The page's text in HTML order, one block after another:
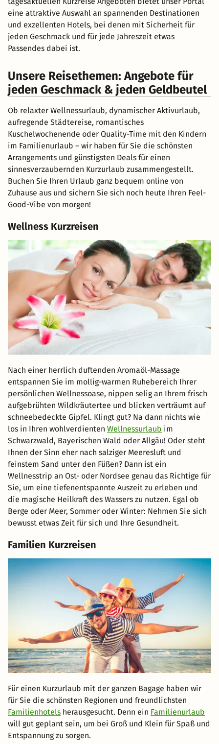
eine attraktive Auswahl an spannenden Destinationen
und exzellenten Hotels, bei denen mit Sicherheit für
jeden Geschmack und für jede Jahreszeit etwas
Passendes dabei ist.
Unsere Reisethemen: Angebote für
jeden Geschmack & jeden Geldbeutel
Ob relaxter Wellnessurlaub, dynamischer Aktivurlaub,
aufregende Städtereise, romantisches
Kuschelwochenende oder Quality-Time mit den Kindern
im Familienurlaub – wir haben für Sie die schönsten
Arrangements und günstigsten Deals für einen
sinnesverzaubernden Kurzurlaub zusammengestellt.
Buchen Sie Ihren Urlaub ganz bequem online von
Zuhause aus und sichern Sie sich noch heute Ihren Feel-
Good-Vibe von morgen!
Wellness Kurzreisen
Nach einer herrlich duftenden Aromaöl-Massage
entspannen Sie im mollig-warmen Ruhebereich Ihrer
persönlichen Wellnessoase, nippen selig an Ihrem frisch
aufgebrühten Wildkräutertee und blicken verträumt auf
schneebedeckte Gipfel. Klingt gut? Na dann nichts wie
los in Ihren wohlverdienten Wellnessurlaub im
Schwarzwald, Bayerischen Wald oder Allgäu! Oder steht
Ihnen der Sinn eher nach salziger Meeresluft und
feinstem Sand unter den Füßen? Dann ist ein
Wellnesstrip an Ost- oder Nordsee genau das Richtige für
Sie, um eine tiefenentspannte Auszeit zu erleben und
die magische Heilkraft des Wassers zu nutzen. Egal ob
Berge oder Meer, Sommer oder Winter: Nehmen Sie sich
bewusst etwas Zeit für sich und Ihre Gesundheit.
Familien Kurzreisen
Für einen Kurzurlaub mit der ganzen Bagage haben wir
für Sie die schönsten Regionen und freundlichsten
Familienhotels herausgesucht. Denn ein Familienurlaub
will gut geplant sein, um bei Groß und Klein für Spaß und
Entspannung zu sorgen.